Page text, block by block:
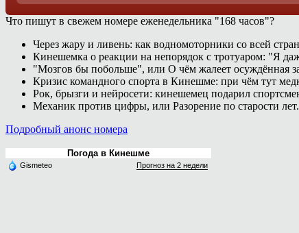
Что пишут в свежем номере еженедельника "168 часов"?
Через жару и ливень: как водномоторники со всей
Кинешемка о реакции на непорядок с тротуаром: "Я
"Мозгов бы побольше", или О чём жалеет осуждённая за
Кризис командного спорта в Кинешме: при чём тут
Рок, брызги и нейросети: кинешемец подарил
Механик против цифры, или Разорение по старости лет.
Подробный анонс номера
Погода в Кинешме
Gismeteo Прогноз на 2 недели